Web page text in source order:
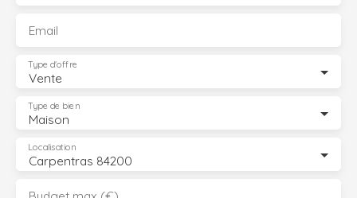
Email
Vente
Type d'offre
Maison
Type de bien
Carpentras 84200
Localisation